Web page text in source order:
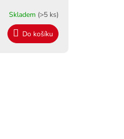
Skladem (>5 ks)
Do košíku